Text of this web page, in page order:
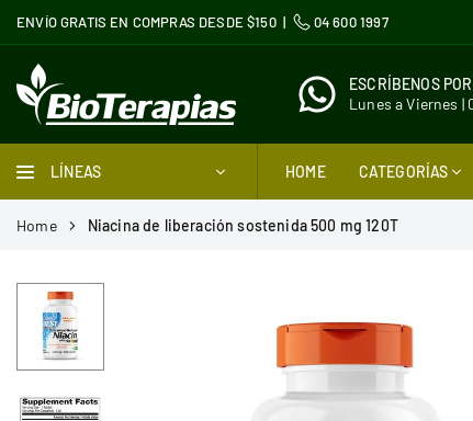
Ir
directamente
contenido
ENVÍO GRATIS EN COMPRAS DESDE $150 | 04 600 1997
ESCRÍBENOS
Lunes a Viernes |
LÍNEAS HOME CATEGORÍAS
Home Niacina de liberación sostenida 500 mg 120T